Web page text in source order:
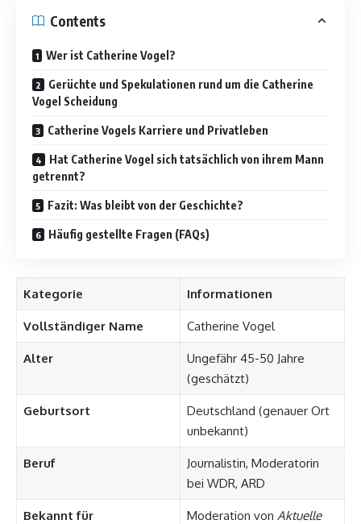
Contents
Wer ist Catherine Vogel?
Gerüchte und Spekulationen rund um die Catherine
Vogel Scheidung
Catherine Vogels Karriere und Privatleben
Hat Catherine Vogel sich tatsächlich von ihrem Mann
getrennt?
Fazit: Was bleibt von der Geschichte?
Häufig gestellte Fragen (FAQs)
Kategorie Informationen
Vollständiger Name Catherine Vogel
Alter
Ungefähr 45-50 Jahre
(geschätzt)
Geburtsort
Deutschland (genauer Ort
unbekannt)
Beruf
Journalistin, Moderatorin
bei WDR, ARD
Bekannt für Moderation von Aktuelle